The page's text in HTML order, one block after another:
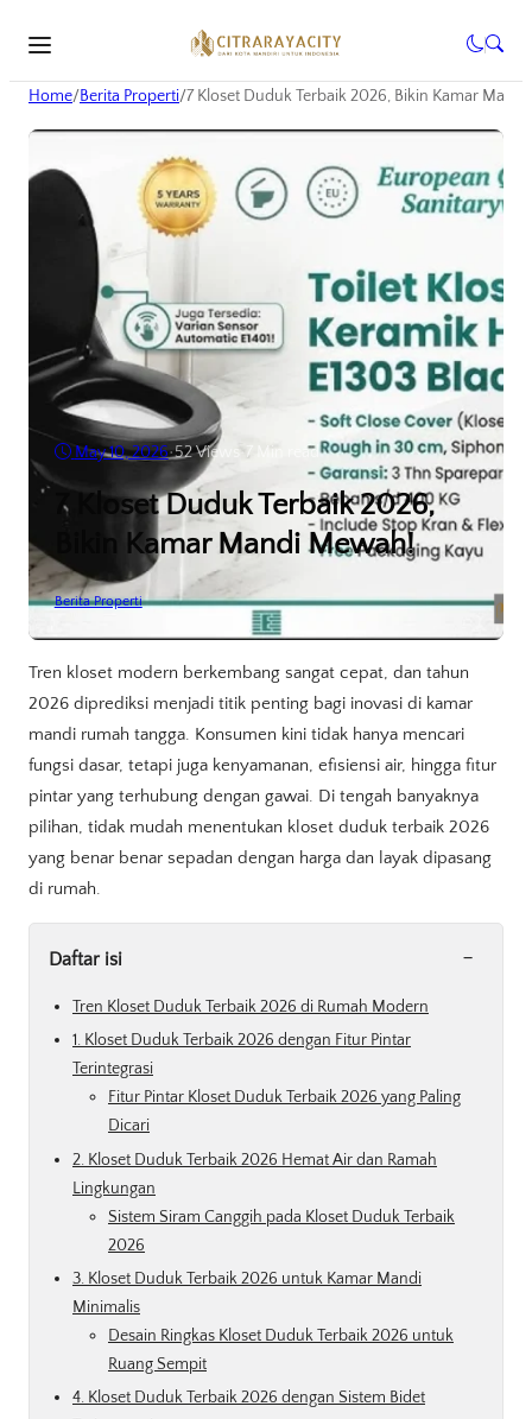
Home/Berita Properti/7 Kloset Duduk Terbaik 2026, Bikin Kamar
May 10, 2026•52Views• 7 Min read
7 Kloset Duduk Terbaik 2026,
Bikin Kamar Mandi Mewah!
Berita Properti
Tren kloset modern berkembang sangat cepat, dan tahun
2026 diprediksi menjadi titik penting bagi inovasi di kamar
mandi rumah tangga. Konsumen kini tidak hanya mencari
fungsi dasar, tetapi juga kenyamanan, efisiensi air, hingga fitur
pintar yang terhubung dengan gawai. Di tengah banyaknya
pilihan, tidak mudah menentukan kloset duduk terbaik 2026
yang benar benar sepadan dengan harga dan layak dipasang
di rumah.
Daftar isi -
Tren Kloset Duduk Terbaik 2026 di Rumah Modern
1. Kloset Duduk Terbaik 2026 dengan Fitur Pintar
Terintegrasi
Fitur Pintar Kloset Duduk Terbaik 2026 yang Paling
Dicari
2. Kloset Duduk Terbaik 2026 Hemat Air dan Ramah
Lingkungan
Sistem Siram Canggih pada Kloset Duduk Terbaik
2026
3. Kloset Duduk Terbaik 2026 untuk Kamar Mandi
Minimalis
Desain Ringkas Kloset Duduk Terbaik 2026 untuk
Ruang Sempit
4. Kloset Duduk Terbaik 2026 dengan Sistem Bidet